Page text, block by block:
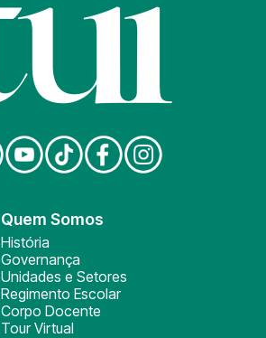
Quem Somos
História
Governança
Unidades e Setores
Regimento Escolar
Corpo Docente
Tour Virtual